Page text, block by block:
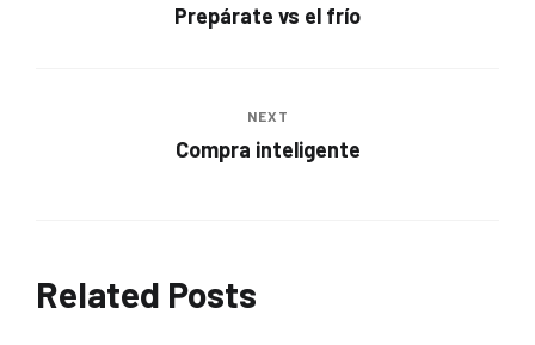
Prepárate vs el frío
NEXT
Compra inteligente
Related Posts